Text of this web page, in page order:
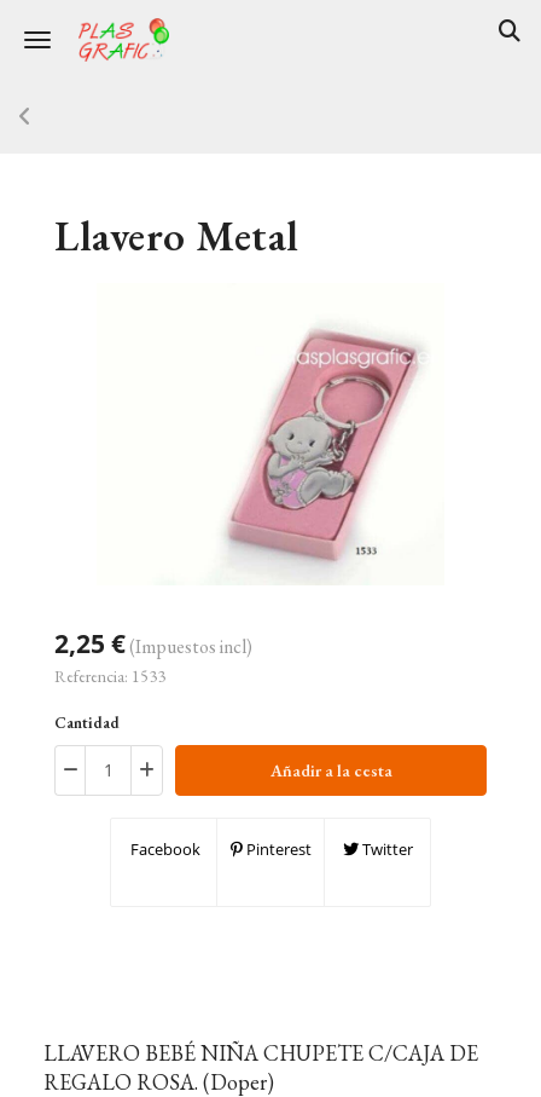
Toggle navigation
Llavero Metal
2,25 €(Impuestos incl)
Referencia: 1533
Cantidad
Añadir a la cesta
Facebook Pinterest Twitter
LLAVERO BEBÉ NIÑA CHUPETE C/CAJA DE
REGALO ROSA. (Doper)